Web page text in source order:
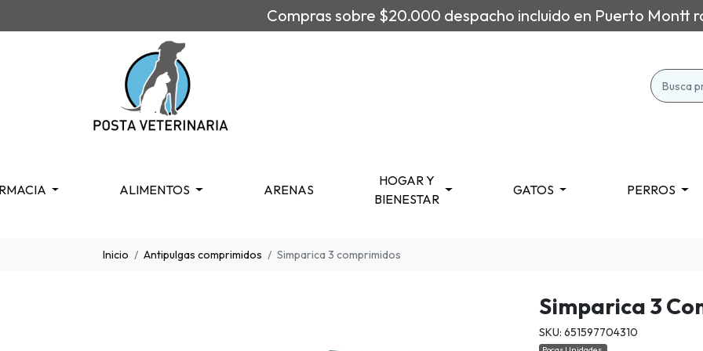
Compras sobre $20.000 despacho incluido en Puerto Montt
ALIMENTOS ARENAS
HOGAR Y
BIENESTAR
GATOS PERROS
Inicio Antipulgas comprimidos Simparica 3 comprimidos
Simparica 3
SKU: 651597704310